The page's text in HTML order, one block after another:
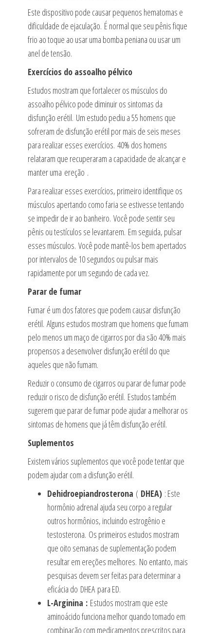
Este dispositivo pode causar pequenos hematomas e
dificuldade de ejaculação. É normal que seu pênis fique
frio ao toque ao usar uma bomba peniana ou usar um
anel de tensão.
Exercícios do assoalho pélvico
Estudos mostram que fortalecer os músculos do
assoalho pélvico pode diminuir os sintomas da
disfunção erétil. Um estudo pediu a 55 homens que
sofreram de disfunção erétil por mais de seis meses
para realizar esses exercícios. 40% dos homens
relataram que recuperaram a capacidade de alcançar e
manter uma ereção .
Para realizar esses exercícios, primeiro identifique os
músculos apertando como faria se estivesse tentando
se impedir de ir ao banheiro. Você pode sentir seu
pênis ou testículos se levantarem. Em seguida, pulsar
esses músculos. Você pode mantê-los bem apertados
por intervalos de 10 segundos ou pulsar mais
rapidamente por um segundo de cada vez.
Parar de fumar
Fumar é um dos fatores que podem causar disfunção
erétil. Alguns estudos mostram que homens que fumam
pelo menos um maço de cigarros por dia são 40% mais
propensos a desenvolver disfunção erétil do que
aqueles que não fumam.
Reduzir o consumo de cigarros ou parar de fumar pode
reduzir o risco de disfunção erétil. Estudos também
sugerem que parar de fumar pode ajudar a melhorar os
sintomas de homens que já têm disfunção erétil.
Suplementos
Existem vários suplementos que você pode tentar que
podem ajudar com a disfunção erétil.
Dehidroepiandrosterona ( DHEA): Este
hormônio adrenal ajuda seu corpo a regular
outros hormônios, incluindo estrogênio e
testosterona. Os primeiros estudos mostram
que oito semanas de suplementação podem
resultar em ereções melhores. No entanto, mais
pesquisas devem ser feitas para determinar a
eficácia do DHEA para ED.
L-Arginina :Estudos mostram que este
aminoácido funciona melhor quando tomado em
combinação com medicamentos prescritos para